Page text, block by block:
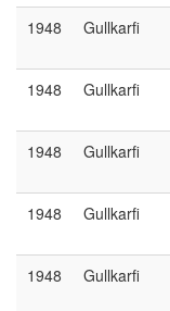
1948 Gullkarfi
1948 Gullkarfi
1948 Gullkarfi
1948 Gullkarfi
1948 Gullkarfi